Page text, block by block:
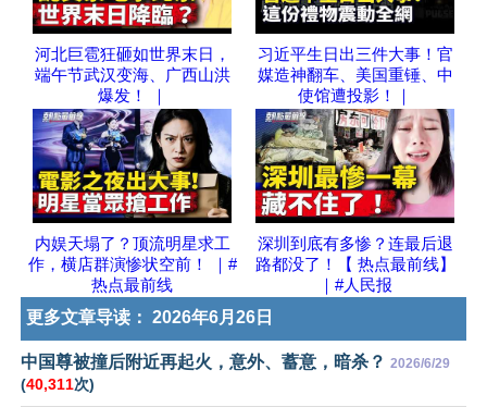
河北巨雹狂砸如世界末日，
端午节武汉变海、广西山洪
爆发！ ｜
习近平生日出三件大事！官
媒造神翻车、美国重锤、中
使馆遭投影！｜
内娱天塌了？顶流明星求工
作，横店群演惨状空前！ ｜#
热点最前线
深圳到底有多惨？连最后退
路都没了！【 热点最前线】
｜#人民报
更多文章导读： 2026年6月26日
中国尊被撞后附近再起火，意外、蓄意，暗杀？ 2026/6/29
(40,311次)